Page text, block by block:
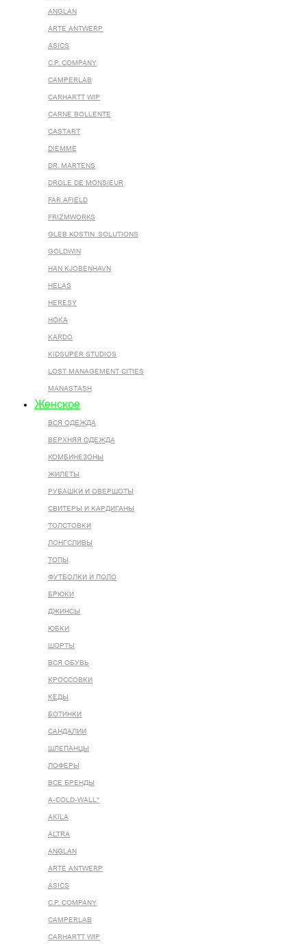
ANGLAN
ARTE ANTWERP
ASICS
C.P. COMPANY
CAMPERLAB
CARHARTT WIP
CARNE BOLLENTE
CASTART
DIEMME
DR. MARTENS
DROLE DE MONSIEUR
FAR AFIELD
FRIZMWORKS
GLEB KOSTIN .SOLUTIONS
GOLDWIN
HAN KJOBENHAVN
HELAS
HERESY
HOKA
KARDO
KIDSUPER STUDIOS
LOST MANAGEMENT CITIES
MANASTASH
Женское
ВСЯ ОДЕЖДА
ВЕРХНЯЯ ОДЕЖДА
КОМБИНЕЗОНЫ
ЖИЛЕТЫ
РУБАШКИ И ОВЕРШОТЫ
СВИТЕРЫ И КАРДИГАНЫ
ТОЛСТОВКИ
ЛОНГСЛИВЫ
ТОПЫ
ФУТБОЛКИ И ПОЛО
БРЮКИ
ДЖИНСЫ
ЮБКИ
ШОРТЫ
ВСЯ ОБУВЬ
КРОССОВКИ
КЕДЫ
БОТИНКИ
САНДАЛИИ
ШЛЕПАНЦЫ
ЛОФЕРЫ
ВСЕ БРЕНДЫ
A-COLD-WALL*
AKILA
ALTRA
ANGLAN
ARTE ANTWERP
ASICS
C.P. COMPANY
CAMPERLAB
CARHARTT WIP